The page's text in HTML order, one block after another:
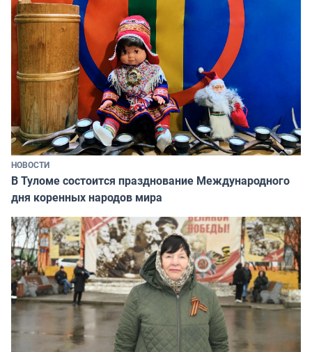
НОВОСТИ
В Туломе состоится празднование Международного
дня коренных народов мира